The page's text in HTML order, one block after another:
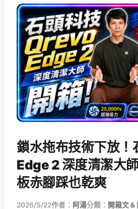
鎖水拖布技術下放！
Edge 2 深度清潔大
板赤腳踩也乾爽
2026/5/22作者： 阿湯分類： 開箱文 &